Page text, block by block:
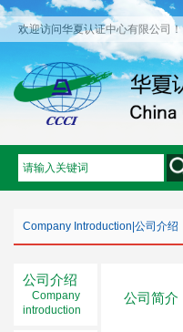
欢迎访问华夏认证中心有限公司！
Company Introduction 公司介绍
公司介绍
Company
introduction
公司简介